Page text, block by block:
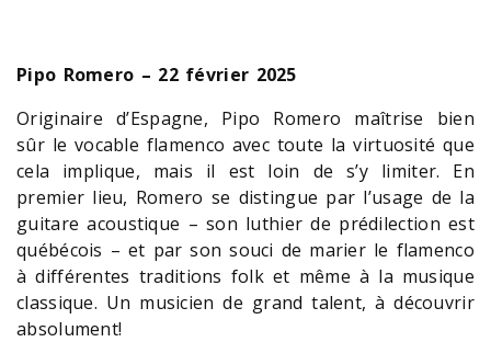
Pipo Romero – 22 février 2025
Originaire d’Espagne, Pipo Romero maîtrise bien
sûr le vocable flamenco avec toute la virtuosité que
cela implique, mais il est loin de s’y limiter. En
premier lieu, Romero se distingue par l’usage de la
guitare acoustique – son luthier de prédilection est
québécois – et par son souci de marier le flamenco
à différentes traditions folk et même à la musique
classique. Un musicien de grand talent, à découvrir
absolument!